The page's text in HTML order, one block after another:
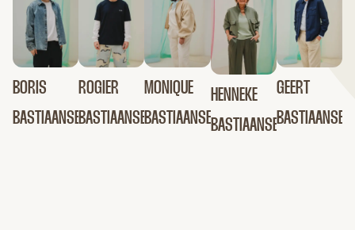
BORIS
BASTIAANSEN
ROGIER
BASTIAANSEN
MONIQUE
BASTIAANSEN
HENNEKE
BASTIAANSEN
GEERT
BASTIAANSEN